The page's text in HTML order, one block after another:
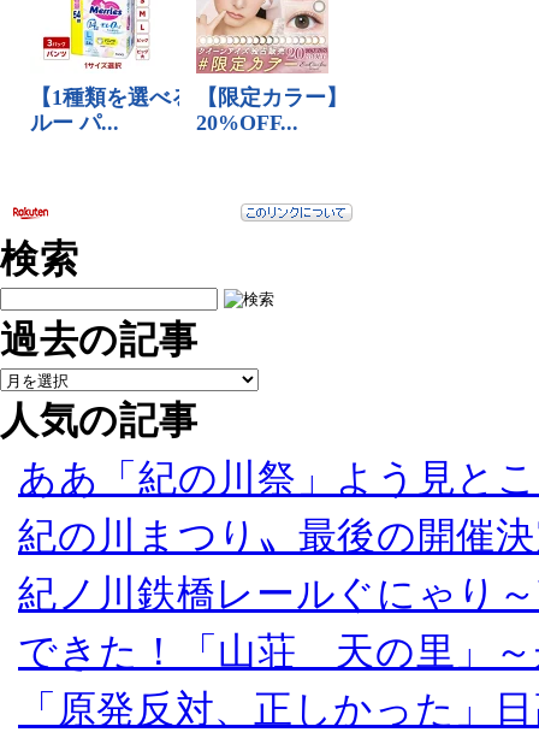
検索
過去の記事
人気の記事
ああ「紀の川祭」よう見と
紀の川まつり〟最後の開催
紀ノ川鉄橋レールぐにゃり
できた！「山荘 天の里」～
「原発反対、正しかった」